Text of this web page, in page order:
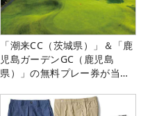
「潮来CC（茨城県）」＆「鹿
児島ガーデンGC（鹿児島
県）」の無料プレー券が当た